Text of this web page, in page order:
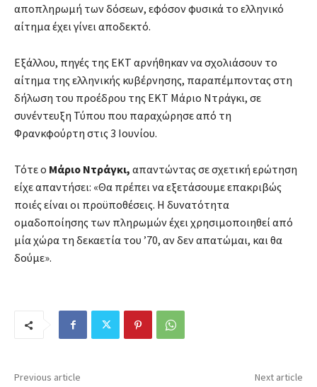
αποπληρωμή των δόσεων, εφόσον φυσικά το ελληνικό
αίτημα έχει γίνει αποδεκτό.
Εξάλλου, πηγές της ΕΚΤ αρνήθηκαν να σχολιάσουν το
αίτημα της ελληνικής κυβέρνησης, παραπέμποντας στη
δήλωση του προέδρου της ΕΚΤ Μάριο Ντράγκι, σε
συνέντευξη Τύπου που παραχώρησε από τη
Φρανκφούρτη στις 3 Ιουνίου.
Τότε ο Μάριο Ντράγκι, απαντώντας σε σχετική ερώτηση
είχε απαντήσει: «Θα πρέπει να εξετάσουμε επακριβώς
ποιές είναι οι προϋποθέσεις. Η δυνατότητα
ομαδοποίησης των πληρωμών έχει χρησιμοποιηθεί από
μία χώρα τη δεκαετία του ’70, αν δεν απατώμαι, και θα
δούμε».
Previous article Next article